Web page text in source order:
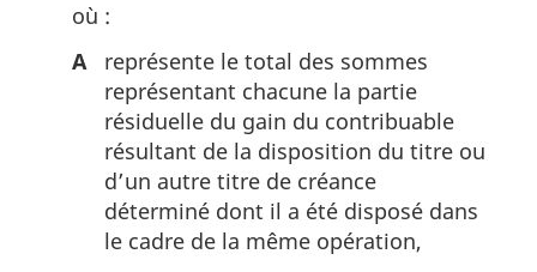
où :
A
représente le total des sommes
représentant chacune la partie
résiduelle du gain du contribuable
résultant de la disposition du titre ou
d’un autre titre de créance
déterminé dont il a été disposé dans
le cadre de la même opération,